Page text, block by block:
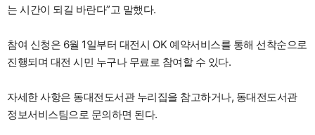
는 시간이 되길 바란다”고 말했다.
참여 신청은 6월 1일부터 대전시 OK 예약서비스를 통해 선착순으로
진행되며 대전 시민 누구나 무료로 참여할 수 있다.
자세한 사항은 동대전도서관 누리집을 참고하거나, 동대전도서관
정보서비스팀으로 문의하면 된다.